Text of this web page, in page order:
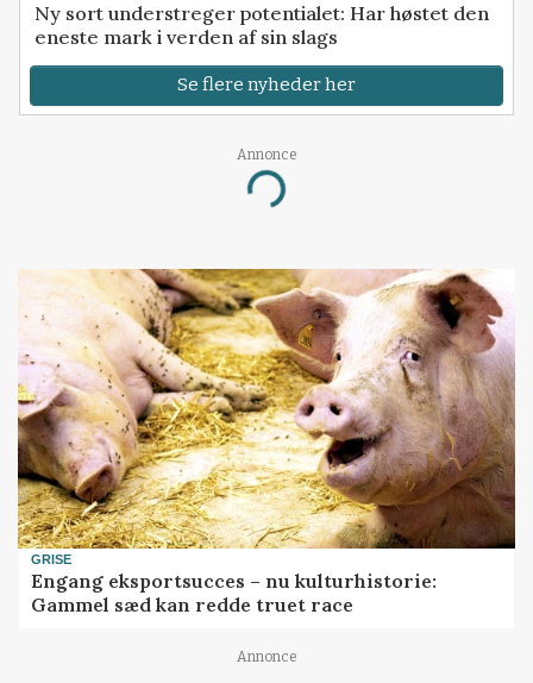
Ny sort understreger potentialet: Har høstet den
eneste mark i verden af sin slags
Se flere nyheder her
Annonce
Loading...
GRISE
Engang eksportsucces – nu kulturhistorie:
Gammel sæd kan redde truet race
Annonce